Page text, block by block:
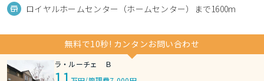
ロイヤルホームセンター（ホームセンター）まで1600m
無料で10秒! カンタンお問い合わせ
ラ・ルーチェ Ｂ